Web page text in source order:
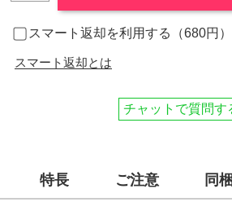
スマート返却を利用する（680円）
スマート返却とは
チャットで質問す
特長 ご注意 同